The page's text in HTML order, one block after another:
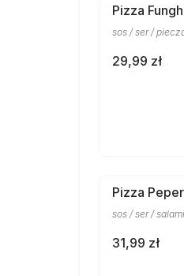
Pizza
sos / ser /
29,99 zł
Pizza
sos / ser /
31,99 zł